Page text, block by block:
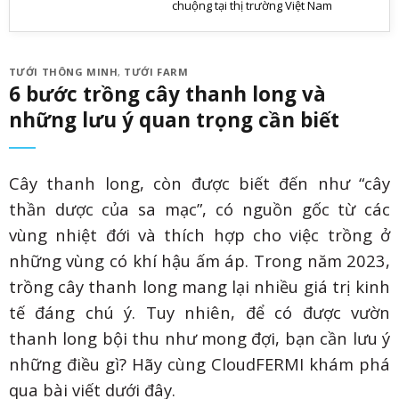
TƯỚI THÔNG MINH, TƯỚI FARM
6 bước trồng cây thanh long và
những lưu ý quan trọng cần biết
Cây thanh long, còn được biết đến như “cây
thần dược của sa mạc”, có nguồn gốc từ các
vùng nhiệt đới và thích hợp cho việc trồng ở
những vùng có khí hậu ấm áp. Trong năm 2023,
trồng cây thanh long mang lại nhiều giá trị kinh
tế đáng chú ý. Tuy nhiên, để có được vườn
thanh long bội thu như mong đợi, bạn cần lưu ý
những điều gì? Hãy cùng CloudFERMI khám phá
qua bài viết dưới đây.
chuộng tại thị trường Việt Nam